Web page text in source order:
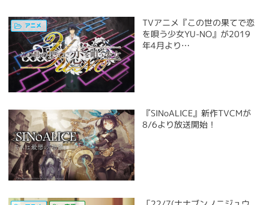
TVアニメ『この世の果てで恋
を唄う少女YU-NO』が2019
年4月より…
『SINoALICE』新作TVCMが
8/6より放送開始！